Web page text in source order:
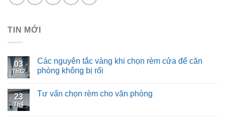
TIN MỚI
03
Th12
Các nguyên tắc vàng khi chọn rèm cửa để căn
phòng không bị rối
23
Th4
Tư vấn chọn rèm cho văn phòng